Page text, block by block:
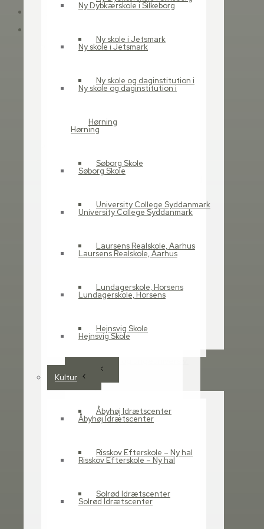
Ny skole i Jetsmark
Ny skole og daginstitution i
Hørning
Søborg Skole
University College Syddanmark
Laursens Realskole, Aarhus
Lundagerskole, Horsens
Hejnsvig Skole
Åbyhøj Idrætscenter
Risskov Efterskole – Ny hal
Solrød Idrætscenter
Ny Dybkærskole i Silkeborg
Ny skole i Jetsmark
Ny skole og daginstitution i
Hørning
Søborg Skole
University College Syddanmark
Laursens Realskole, Aarhus
Lundagerskole, Horsens
Hejnsvig Skole
Kultur
Åbyhøj Idrætscenter
Risskov Efterskole – Ny hal
Solrød Idrætscenter
Forside
Udbudsrådgivning
Odense Letbane, Odense
Kommune
Skovvangskolen
VIA University College
Børnenes Univers Grindsted
UCC Campus Carlsberg
Vestre Skole
DMJX Katrinebjerg
UC Syd
IBA
Børne- og ungeunivers v.
Stigsborg
Åby skole
Smørum
Kjellerup Skole
Skole- og Fritidscenter
Ny Dybkærskole i